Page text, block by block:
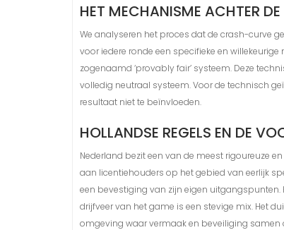
HET MECHANISME ACHTER
We analyseren het proces dat de crash-curve
voor iedere ronde een specifieke en willekeurige
zogenaamd ‘provably fair’ systeem. Deze
volledig neutraal systeem. Voor de technisch
resultaat niet te beïnvloeden.
HOLLANDSE REGELS EN DE
Nederland bezit een van de meest rigoureuze
aan licentiehouders op het gebied van eerlijk
een bevestiging van zijn eigen
drijfveer van het game is een stevige mix. Het
omgeving waar vermaak en beveiliging samen